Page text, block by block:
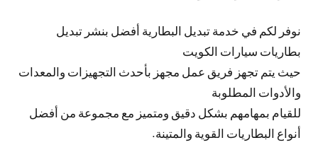
نوفر لكم في خدمة تبديل البطارية أفضل بنشر تبديل
بطاريات سيارات الكويت
حيث يتم تجهز فريق عمل مجهز بأحدث التجهيزات والمعدات
والأدوات المطلوبة
للقيام بمهامهم بشكل دقيق ومتميز مع مجموعة من أفضل
أنواع البطاريات القوية والمتينة.